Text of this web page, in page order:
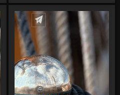
Écrire un commentaire